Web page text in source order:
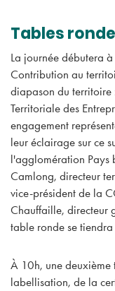
Tables
La journée débutera
Contribution au
diapason du territoire
Territoriale des
engagement
leur éclairage sur ce
l'agglomération Pays
Camlong, directeur
vice-président de la
Chauffaille, directeur
table ronde se
À 10h, une
labellisation, de la